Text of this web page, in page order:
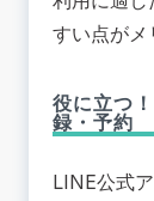
すい点がメ
役に立つ
録・予約
LINE公式